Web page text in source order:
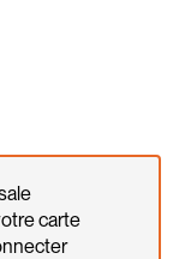
carte